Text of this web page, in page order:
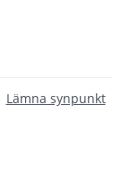
Lämna synpunkt